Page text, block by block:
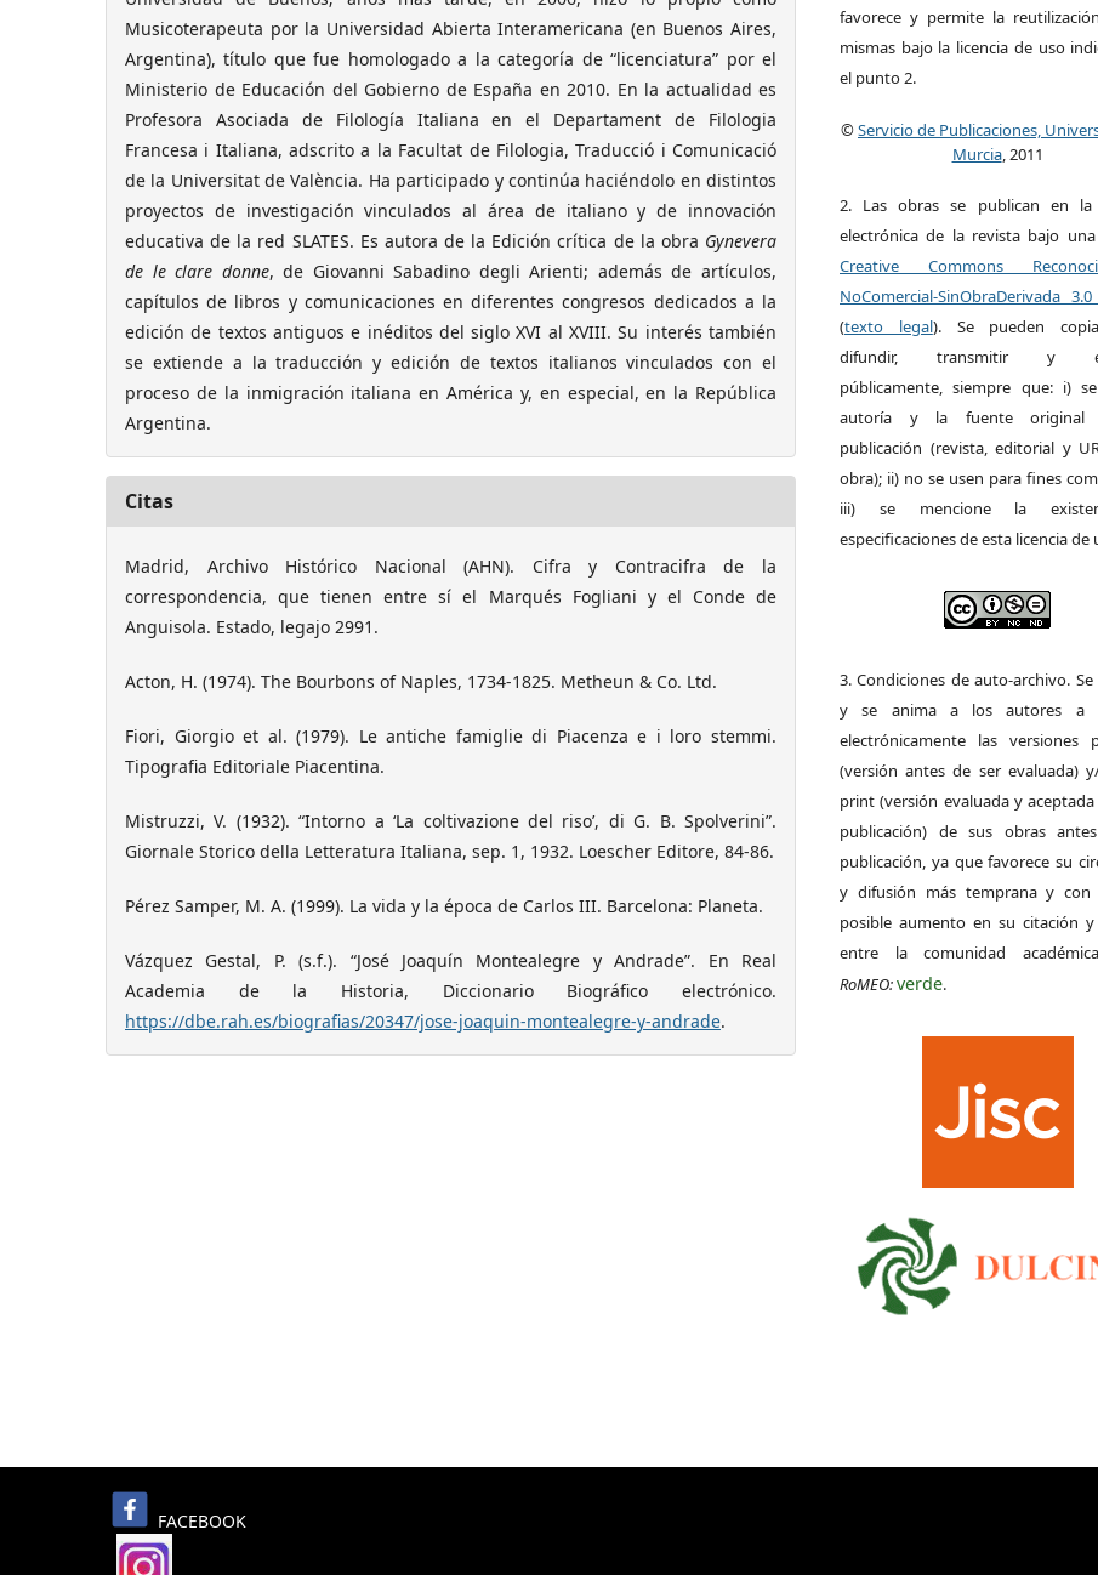
Musicoterapeuta por la Universidad Abierta Interamericana (en Buenos Aires,
Argentina), título que fue homologado a la categoría de “licenciatura” por el
Ministerio de Educación del Gobierno de España en 2010. En la actualidad es
Profesora Asociada de Filología Italiana en el Departament de Filologia
Francesa i Italiana, adscrito a la Facultat de Filologia, Traducció i Comunicació
de la Universitat de València. Ha participado y continúa haciéndolo en distintos
proyectos de investigación vinculados al área de italiano y de innovación
educativa de la red SLATES. Es autora de la Edición crítica de la obra Gynevera
de le clare donne, de Giovanni Sabadino degli Arienti; además de artículos,
capítulos de libros y comunicaciones en diferentes congresos dedicados a la
edición de textos antiguos e inéditos del siglo XVI al XVIII. Su interés también
se extiende a la traducción y edición de textos italianos vinculados con el
proceso de la inmigración italiana en América y, en especial, en la República
Argentina.
Citas
Madrid, Archivo Histórico Nacional (AHN). Cifra y Contracifra de la
correspondencia, que tienen entre sí el Marqués Fogliani y el Conde de
Anguisola. Estado, legajo 2991.
Acton, H. (1974). The Bourbons of Naples, 1734-1825. Metheun & Co. Ltd.
Fiori, Giorgio et al. (1979). Le antiche famiglie di Piacenza e i loro stemmi.
Tipografia Editoriale Piacentina.
Mistruzzi, V. (1932). “Intorno a ‘La coltivazione del riso’, di G. B. Spolverini”.
Giornale Storico della Letteratura Italiana, sep. 1, 1932. Loescher Editore, 84-86.
Pérez Samper, M. A. (1999). La vida y la época de Carlos III. Barcelona: Planeta.
Vázquez Gestal, P. (s.f.). “José Joaquín Montealegre y Andrade”. En Real
Academia de la Historia, Diccionario Biográfico electrónico.
https://dbe.rah.es/biografias/20347/jose-joaquin-montealegre-y-andrade.
favorece y permite la
mismas bajo la licencia de uso
el punto 2.
©Servicio de Publicaciones,
Murcia, 2011
2. Las obras se publican en la
electrónica de la revista bajo una
Creative Commons
NoComercial-SinObraDerivada
(texto legal). Se pueden
difundir, transmitir y
públicamente, siempre que: i)
autoría y la fuente
publicación (revista, editorial y
obra); ii) no se usen para fines
iii) se mencione la
especificaciones de esta licencia de
3. Condiciones de auto-archivo.
y se anima a los autores a
electrónicamente las versiones
(versión antes de ser evaluada)
print (versión evaluada y
publicación) de sus obras
publicación, ya que favorece su
y difusión más temprana y
posible aumento en su citación y
entre la comunidad
RoMEO:verde.
FACEBOOK